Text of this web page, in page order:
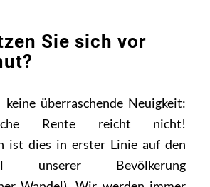
Sie sich vor
überraschende Neuigkeit:
Rente reicht nicht!
ist dies in erster Linie auf den
unserer Bevölkerung